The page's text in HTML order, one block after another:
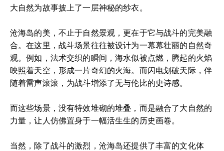
大自然为故事披上了一层神秘的纱衣。
沧海岛的美，不止于自然景观，更在于它与战斗的完美融
合。在这里，战斗场景往往被设计为一幕幕壮丽的自然奇
观。例如，法术交织的瞬间，海水似被点燃，腾起的火焰
映照着天空，形成一片奇幻的火海。而闪电划破天际，伴
随着雷声滚滚，为战斗增添了无与伦比的史诗感。
而这些场景，没有特效堆砌的堆叠，而是融合了大自然的
力量，让人仿佛置身于一幅活生生的历史画卷。
当然，除了战斗的激烈，沧海岛还提供了丰富的文化体